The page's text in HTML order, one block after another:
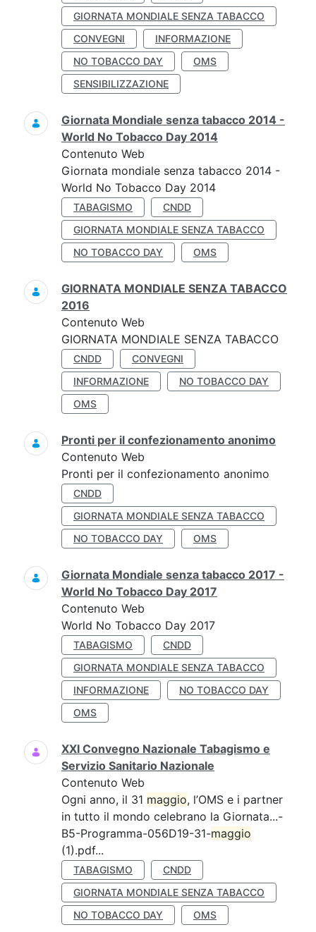
GIORNATA MONDIALE SENZA TABACCO
CONVEGNI
INFORMAZIONE
NO TOBACCO DAY
OMS
SENSIBILIZZAZIONE
Giornata Mondiale senza tabacco 2014 -
World No Tobacco Day 2014
Contenuto Web
Giornata mondiale senza tabacco 2014 -
World No Tobacco Day 2014
TABAGISMO
CNDD
GIORNATA MONDIALE SENZA TABACCO
NO TOBACCO DAY
OMS
GIORNATA MONDIALE SENZA TABACCO
2016
Contenuto Web
GIORNATA MONDIALE SENZA TABACCO
CNDD
CONVEGNI
INFORMAZIONE
NO TOBACCO DAY
OMS
Pronti per il confezionamento anonimo
Contenuto Web
Pronti per il confezionamento anonimo
CNDD
GIORNATA MONDIALE SENZA TABACCO
NO TOBACCO DAY
OMS
Giornata Mondiale senza tabacco 2017 -
World No Tobacco Day 2017
Contenuto Web
World No Tobacco Day 2017
TABAGISMO
CNDD
GIORNATA MONDIALE SENZA TABACCO
INFORMAZIONE
NO TOBACCO DAY
OMS
XXI Convegno Nazionale Tabagismo e
Servizio Sanitario Nazionale
Contenuto Web
Ogni anno, il 31 maggio, l’OMS e i partner
in tutto il mondo celebrano la Giornata...-
B5-Programma-056D19-31-maggio
(1).pdf...
TABAGISMO
CNDD
GIORNATA MONDIALE SENZA TABACCO
NO TOBACCO DAY
OMS